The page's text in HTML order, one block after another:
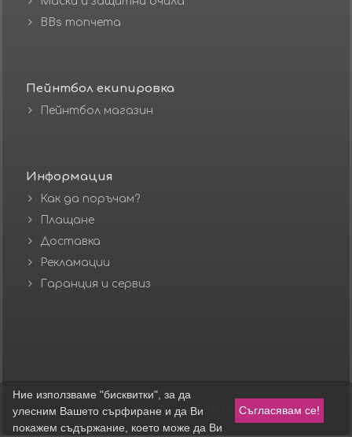
BBs топчета
Пейнтбол екипировка
Пейнтбол магазин
Информация
Как да поръчам?
Плащане
Доставка
Рекламации
Гаранция и сервиз
© Всички права запазени.Съгласявам се!
Ние използваме "бисквитки", за да
улесним Вашето сърфиране и да Ви
покажем съдържание, което може да Ви